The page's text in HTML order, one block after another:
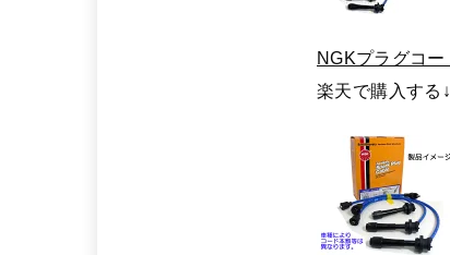
NGKプラグコ
楽天で購入する